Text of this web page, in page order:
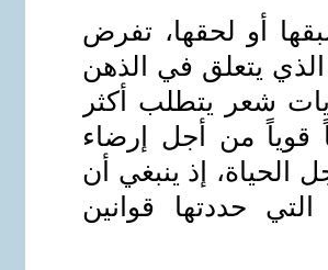
أو لحقها، تفرض
يتعلق في الذهن
شعر يتطلب أكثر
قوياً من أجل إرضاء
الحياة، إذ ينبغي أن
حددتها قوانين